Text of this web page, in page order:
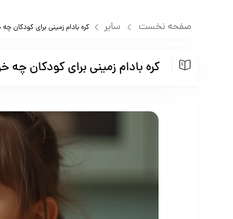
صفحه نخست سایر کره بادام زمینی برای کودکان چه خواصی دارد؛ 5 ویژگی
کره بادام زمینی برای کودکان چه خواصی دارد؛ 5 ویژگی